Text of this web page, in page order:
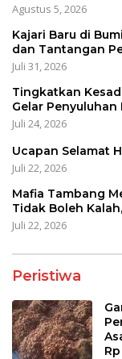
Agustus 5, 2026
Kajari Baru di
dan Tantangan
Juli 31, 2026
Tingkatkan
Gelar
Juli 24, 2026
Ucapan Selamat
Juli 22, 2026
Mafia Tambang
Tidak Boleh
Juli 22, 2026
Peristiwa